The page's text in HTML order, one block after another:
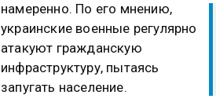
намеренно. По его мнению,
украинские военные регулярно
атакуют гражданскую
инфраструктуру, пытаясь
запугать население.